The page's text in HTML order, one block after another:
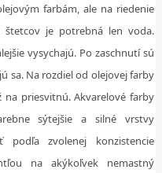
farbám, ale na riedenie
štetcov je potrebná len voda.
vysychajú. Po zaschnutí sú
sa. Na rozdiel od olejovej farby
priesvitnú. Akvarelové farby
sýtejšie a silné vrstvy
podľa zvolenej konzistencie
na akýkoľvek nemastný